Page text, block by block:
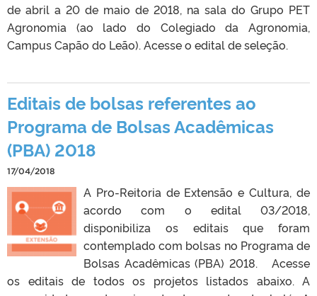
de abril a 20 de maio de 2018, na sala do Grupo PET
Agronomia (ao lado do Colegiado da Agronomia,
Campus Capão do Leão). Acesse o edital de seleção.
Editais de bolsas referentes ao
Programa de Bolsas Acadêmicas
(PBA) 2018
17/04/2018
A Pro-Reitoria de Extensão e Cultura, de
acordo com o edital 03/2018,
disponibiliza os editais que foram
contemplado com bolsas no Programa de
Bolsas Acadêmicas (PBA) 2018. Acesse
os editais de todos os projetos listados abaixo. A